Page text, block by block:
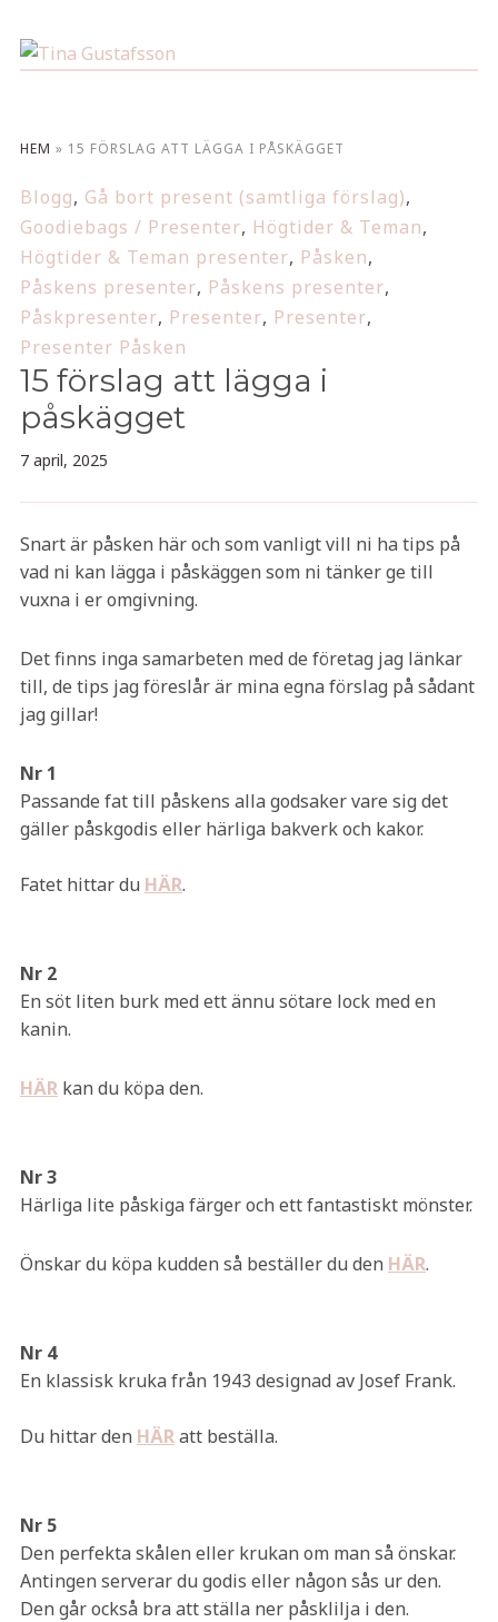
HEM » 15 FÖRSLAG ATT LÄGGA I PÅSKÄGGET
Blogg, Gå bort present (samtliga förslag),
Goodiebags / Presenter, Högtider & Teman,
Högtider & Teman presenter, Påsken,
Påskens presenter, Påskens presenter,
Påskpresenter, Presenter, Presenter,
Presenter Påsken
15 förslag att lägga i
påskägget
7 april, 2025
Snart är påsken här och som vanligt vill ni ha tips på
vad ni kan lägga i påskäggen som ni tänker ge till
vuxna i er omgivning.
Det finns inga samarbeten med de företag jag länkar
till, de tips jag föreslår är mina egna förslag på sådant
jag gillar!
Nr 1
Passande fat till påskens alla godsaker vare sig det
gäller påskgodis eller härliga bakverk och kakor.
Fatet hittar du HÄR.
Nr 2
En söt liten burk med ett ännu sötare lock med en
kanin.
HÄRkan du köpa den.
Nr 3
Härliga lite påskiga färger och ett fantastiskt mönster.
Önskar du köpa kudden så beställer du den HÄR.
Nr 4
En klassisk kruka från 1943 designad av Josef Frank.
Du hittar den HÄRatt beställa.
Nr 5
Den perfekta skålen eller krukan om man så önskar.
Antingen serverar du godis eller någon sås ur den.
Den går också bra att ställa ner påsklilja i den.